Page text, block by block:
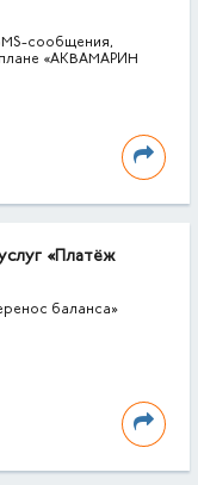
сообщения,
«АКВАМАРИН
«Платёж
баланса»